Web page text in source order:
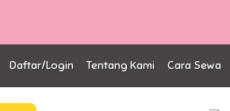
Daftar/Login Tentang Kami Cara Sewa